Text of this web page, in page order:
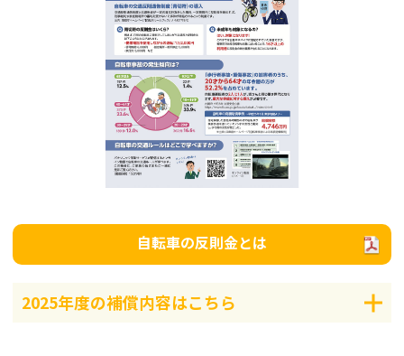
自転車の反則金とは
2025年度の補償内容はこちら